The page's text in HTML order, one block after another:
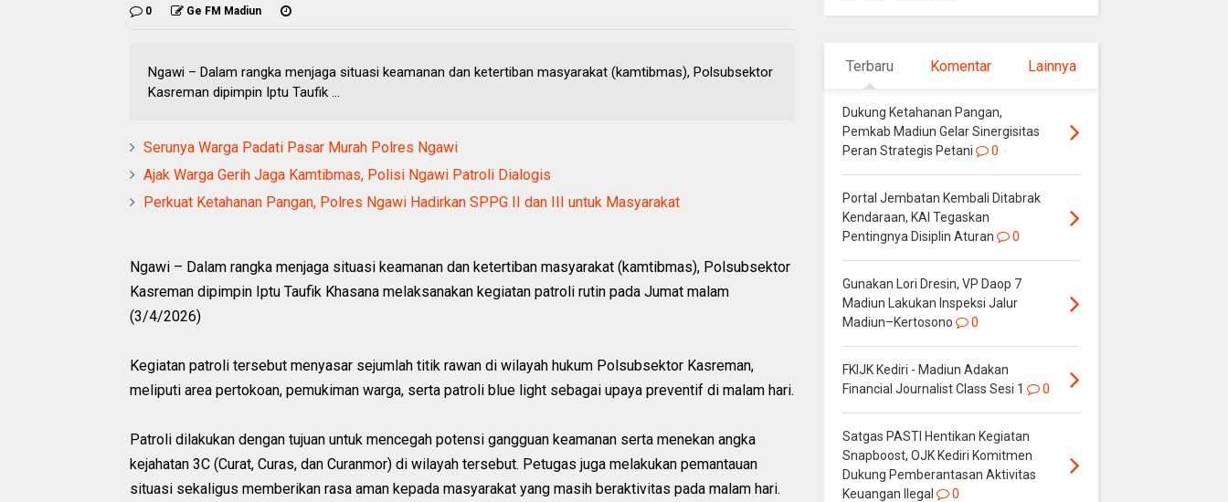
0 Ge FM Madiun
Ngawi – Dalam rangka menjaga situasi keamanan dan ketertiban masyarakat (kamtibmas), Polsubsektor
Kasreman dipimpin Iptu Taufik ...
Serunya Warga Padati Pasar Murah Polres Ngawi
Ajak Warga Gerih Jaga Kamtibmas, Polisi Ngawi Patroli Dialogis
Perkuat Ketahanan Pangan, Polres Ngawi Hadirkan SPPG II dan III untuk Masyarakat
Ngawi – Dalam rangka menjaga situasi keamanan dan ketertiban masyarakat (kamtibmas), Polsubsektor
Kasreman dipimpin Iptu Taufik Khasana melaksanakan kegiatan patroli rutin pada Jumat malam
(3/4/2026)
Kegiatan patroli tersebut menyasar sejumlah titik rawan di wilayah hukum Polsubsektor Kasreman,
meliputi area pertokoan, pemukiman warga, serta patroli blue light sebagai upaya preventif di malam hari.
Patroli dilakukan dengan tujuan untuk mencegah potensi gangguan keamanan serta menekan angka
kejahatan 3C (Curat, Curas, dan Curanmor) di wilayah tersebut. Petugas juga melakukan pemantauan
situasi sekaligus memberikan rasa aman kepada masyarakat yang masih beraktivitas pada malam hari.
Terbaru Komentar Lainnya
Dukung Ketahanan Pangan,
Pemkab Madiun Gelar Sinergisitas
Peran Strategis Petani
0
Portal Jembatan Kembali Ditabrak
Kendaraan, KAI Tegaskan
Pentingnya Disiplin Aturan
0
Gunakan Lori Dresin, VP Daop 7
Madiun Lakukan Inspeksi Jalur
Madiun–Kertosono
0
FKIJK Kediri - Madiun Adakan
Financial Journalist Class Sesi 1
0
Satgas PASTI Hentikan Kegiatan
Snapboost, OJK Kediri Komitmen
Dukung Pemberantasan Aktivitas
Keuangan Ilegal
0